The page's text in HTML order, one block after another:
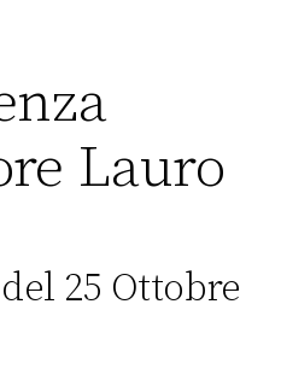
Lauro
25 Ottobre